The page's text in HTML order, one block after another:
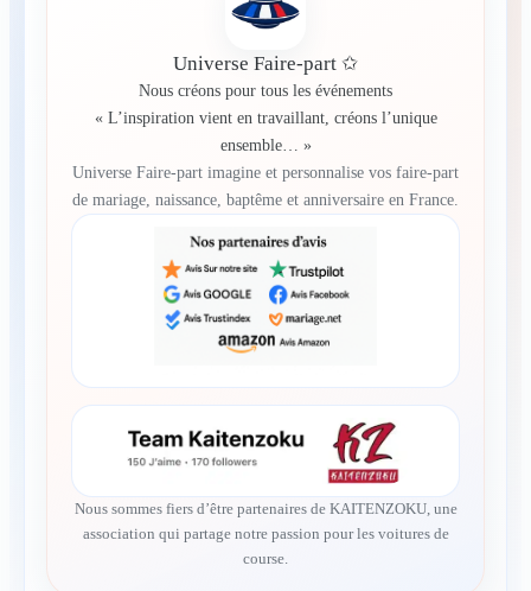
Universe Faire-part ✩
Nous créons pour tous les événements
« L’inspiration vient en travaillant, créons l’unique
ensemble… »
Universe Faire-part imagine et personnalise vos faire-part
de mariage, naissance, baptême et anniversaire en France.
Nous sommes fiers d’être partenaires de KAITENZOKU, une
association qui partage notre passion pour les voitures de
course.